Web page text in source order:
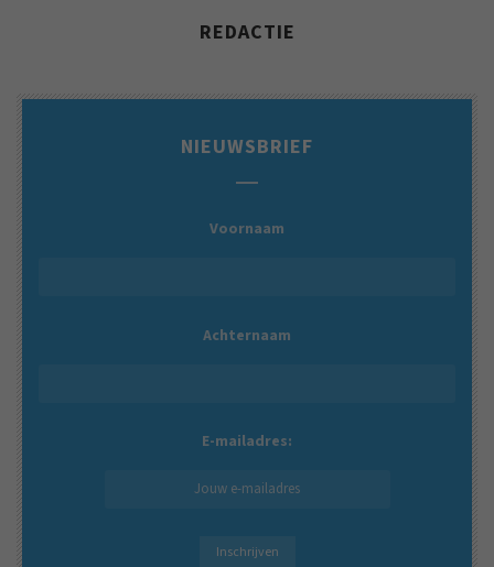
REDACTIE
NIEUWSBRIEF
Voornaam
Achternaam
E-mailadres: